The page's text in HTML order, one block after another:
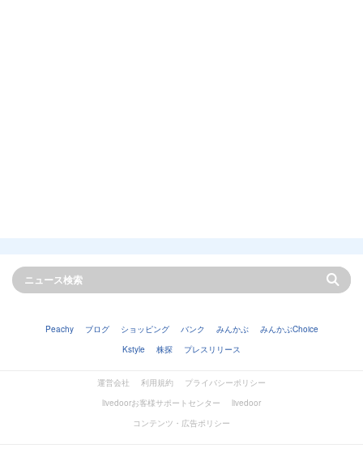
Peachy ブログ ショッピング バンク みんかぶ
みんかぶChoice
Kstyle
株探 プレスリリース
運営会社 利用規約
プライバシーポリシー
livedoorお客様サポートセンター
livedoor
コンテンツ・広告ポリシー